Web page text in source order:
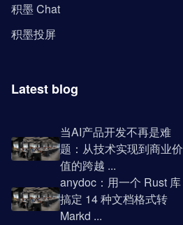
积墨 Chat
积墨投屏
Latest blog
当AI产品开发不再是难
题：从技术实现到商业价
值的跨越 ...
anydoc：用一个 Rust 库
搞定 14 种文档格式转
Markd ...